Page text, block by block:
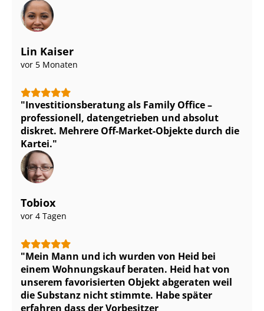
Lin Kaiser
vor 5 Monaten
In­ves­ti­ti­ons­be­ra­tung als Family Office –
professionell, datengetrieben und absolut
diskret. Mehrere Off-Market-Objekte durch die
Kartei.
Tobiox
vor 4 Tagen
Mein Mann und ich wurden von Heid bei
einem Wohnungskauf beraten. Heid hat von
unserem favorisierten Objekt abgeraten weil
die Substanz nicht stimmte. Habe später
erfahren dass der Vorbesitzer